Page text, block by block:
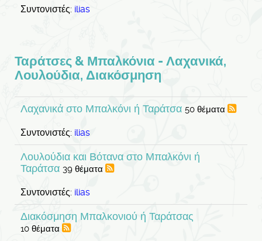
Συντονιστές: ilias
Ταράτσες & Μπαλκόνια - Λαχανικά,
Λουλούδια, Διακόσμηση
Λαχανικά στο Μπαλκόνι ή Ταράτσα 50 θέματα
Συντονιστές: ilias
Λουλούδια και Βότανα στο Μπαλκόνι ή
Ταράτσα 39 θέματα
Συντονιστές: ilias
Διακόσμηση Μπαλκονιού ή Ταράτσας
10 θέματα